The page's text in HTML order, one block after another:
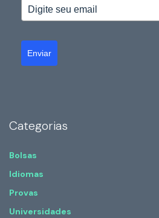
Enviar
Categorias
Bolsas
Idiomas
Provas
Universidades